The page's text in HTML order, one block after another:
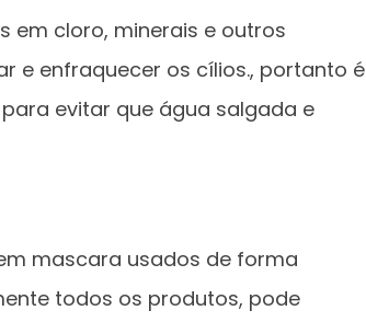
em cloro, minerais e outros
e enfraquecer os cílios., portanto é
evitar que água salgada e
mascara usados ​​de forma
todos os produtos, pode